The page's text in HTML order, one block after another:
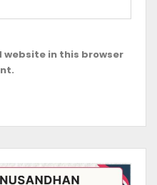
website in this browser